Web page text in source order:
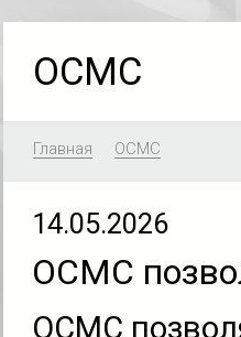
ОСМС
Главная ОСМС
14.05.2026
ОСМС
ОСМС